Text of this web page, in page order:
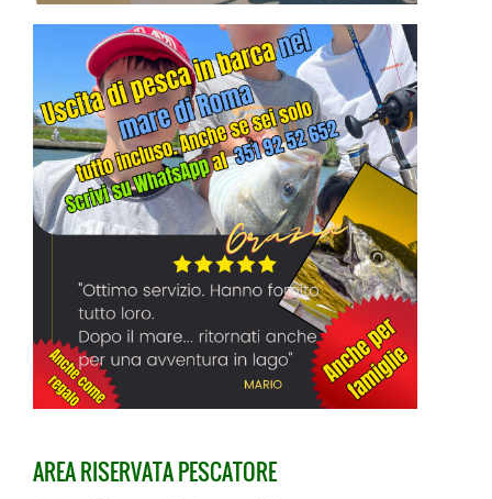
AREA RISERVATA PESCATORE